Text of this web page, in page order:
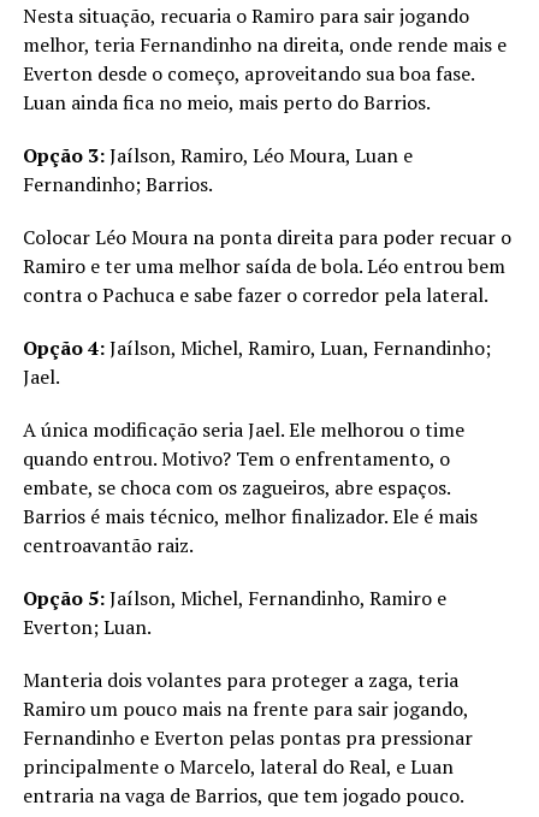
Nesta situação, recuaria o Ramiro para sair jogando
melhor, teria Fernandinho na direita, onde rende mais e
Everton desde o começo, aproveitando sua boa fase.
Luan ainda fica no meio, mais perto do Barrios.
Opção 3:Jaílson, Ramiro, Léo Moura, Luan e
Fernandinho; Barrios.
Colocar Léo Moura na ponta direita para poder recuar o
Ramiro e ter uma melhor saída de bola. Léo entrou bem
contra o Pachuca e sabe fazer o corredor pela lateral.
Opção 4:Jaílson, Michel, Ramiro, Luan, Fernandinho;
Jael.
A única modificação seria Jael. Ele melhorou o time
quando entrou. Motivo? Tem o enfrentamento, o
embate, se choca com os zagueiros, abre espaços.
Barrios é mais técnico, melhor finalizador. Ele é mais
centroavantão raiz.
Opção 5:Jaílson, Michel, Fernandinho, Ramiro e
Everton; Luan.
Manteria dois volantes para proteger a zaga, teria
Ramiro um pouco mais na frente para sair jogando,
Fernandinho e Everton pelas pontas pra pressionar
principalmente o Marcelo, lateral do Real, e Luan
entraria na vaga de Barrios, que tem jogado pouco.